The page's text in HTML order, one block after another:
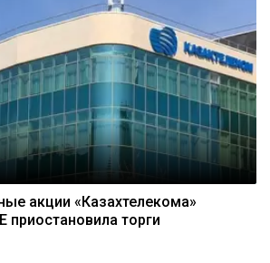
акции «Казахтелекома»
приостановила торги